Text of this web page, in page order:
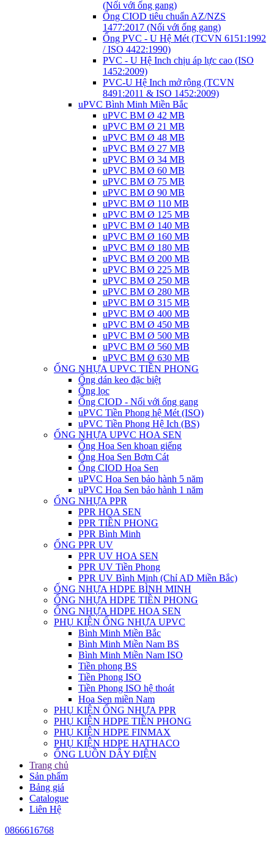
(Nối với ống gang)
Ống CIOD tiêu chuẩn AZ/NZS
1477:2017 (Nối với ống gang)
Ống PVC - U Hệ Mét (TCVN 6151:1992
/ ISO 4422:1990)
PVC - U Hệ Inch chịu áp lực cao (ISO
1452:2009)
PVC-U Hệ Inch mở rộng (TCVN
8491:2011 & ISO 1452:2009)
uPVC Bình Minh Miền Bắc
uPVC BM Ø 42 MB
uPVC BM Ø 21 MB
uPVC BM Ø 48 MB
uPVC BM Ø 27 MB
uPVC BM Ø 34 MB
uPVC BM Ø 60 MB
uPVC BM Ø 75 MB
uPVC BM Ø 90 MB
uPVC BM Ø 110 MB
uPVC BM Ø 125 MB
uPVC BM Ø 140 MB
uPVC BM Ø 160 MB
uPVC BM Ø 180 MB
uPVC BM Ø 200 MB
uPVC BM Ø 225 MB
uPVC BM Ø 250 MB
uPVC BM Ø 280 MB
uPVC BM Ø 315 MB
uPVC BM Ø 400 MB
uPVC BM Ø 450 MB
uPVC BM Ø 500 MB
uPVC BM Ø 560 MB
uPVC BM Ø 630 MB
ỐNG NHỰA UPVC TIỀN PHONG
Ống dán keo đặc biệt
Ống lọc
Ống CIOD - Nối với ống gang
uPVC Tiền Phong hệ Mét (ISO)
uPVC Tiền Phong Hệ Ich (BS)
ỐNG NHỰA UPVC HOA SEN
Ống Hoa Sen khoan giếng
Ống Hoa Sen Bơm Cát
Ống CIOD Hoa Sen
uPVC Hoa Sen bảo hành 5 năm
uPVC Hoa Sen bảo hành 1 năm
ỐNG NHỰA PPR
PPR HOA SEN
PPR TIỀN PHONG
PPR Bình Minh
ỐNG PPR UV
PPR UV HOA SEN
PPR UV Tiền Phong
PPR UV Bình Minh (Chỉ AD Miền Bắc)
ỐNG NHỰA HDPE BÌNH MINH
ỐNG NHỰA HDPE TIỀN PHONG
ỐNG NHỰA HDPE HOA SEN
PHỤ KIỆN ỐNG NHỰA UPVC
Bình Minh Miền Bắc
Bình Minh Miền Nam BS
Bình Minh Miền Nam ISO
Tiền phong BS
Tiền Phong ISO
Tiền Phong ISO hệ thoát
Hoa Sen miền Nam
PHỤ KIỆN ỐNG NHỰA PPR
PHỤ KIỆN HDPE TIỀN PHONG
PHỤ KIỆN HDPE FINMAX
PHỤ KIỆN HDPE HATHACO
ỐNG LUỒN DÂY ĐIỆN
Trang chủ
Sản phẩm
Bảng giá
Catalogue
Liên Hệ
0866616768